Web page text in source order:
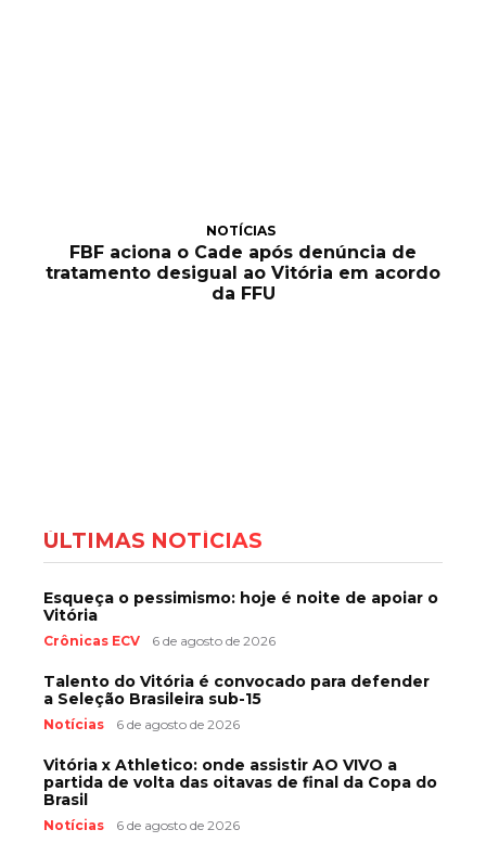
NOTÍCIAS
FBF aciona o Cade após denúncia de
tratamento desigual ao Vitória em acordo
da FFU
ÚLTIMAS NOTÍCIAS
Esqueça o pessimismo: hoje é noite de apoiar o
Vitória
Crônicas ECV 6 de agosto de 2026
Talento do Vitória é convocado para defender
a Seleção Brasileira sub-15
Notícias 6 de agosto de 2026
Vitória x Athletico: onde assistir AO VIVO a
partida de volta das oitavas de final da Copa do
Brasil
Notícias 6 de agosto de 2026